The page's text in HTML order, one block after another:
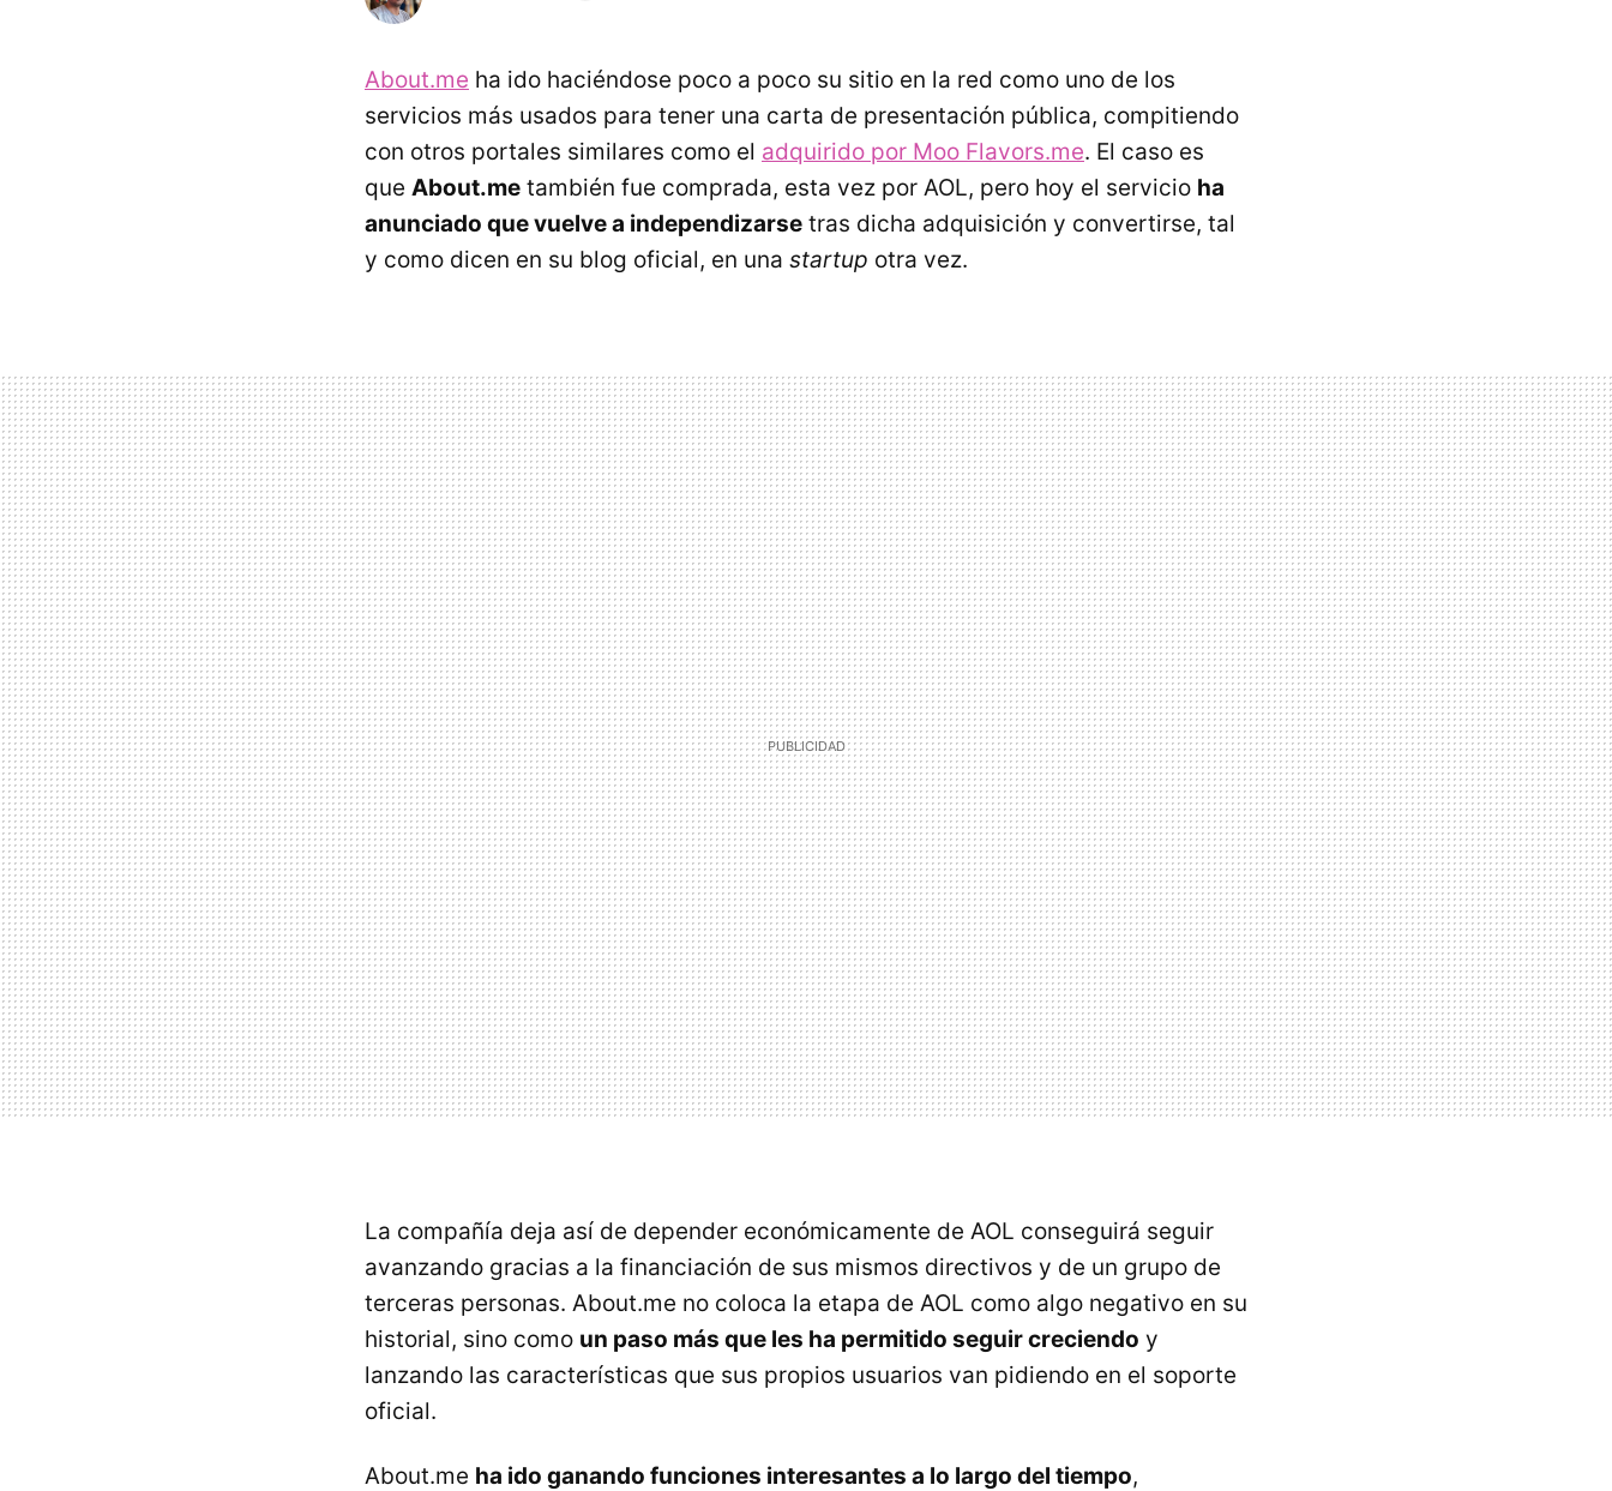
About.me ha ido haciéndose poco a poco su sitio en la red como uno de los
servicios más usados para tener una carta de presentación pública, compitiendo
con otros portales similares como el adquirido por Moo Flavors.me. El caso es
que About.me también fue comprada, esta vez por AOL, pero hoy el servicio ha
anunciado que vuelve a independizarse tras dicha adquisición y convertirse, tal
y como dicen en su blog oficial, en una startup otra vez.
La compañía deja así de depender económicamente de AOL conseguirá seguir
avanzando gracias a la financiación de sus mismos directivos y de un grupo de
terceras personas. About.me no coloca la etapa de AOL como algo negativo en su
historial, sino como un paso más que les ha permitido seguir creciendo y
lanzando las características que sus propios usuarios van pidiendo en el soporte
oficial.
About.me ha ido ganando funciones interesantes a lo largo del tiempo,